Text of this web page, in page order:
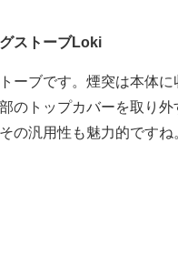
ストーブLoki
ーブです。煙突は本体
のトップカバーを取り
の汎用性も魅力的ですね